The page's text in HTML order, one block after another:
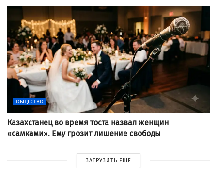
ОБЩЕСТВО
Казахстанец во время тоста назвал женщин
«самками». Ему грозит лишение свободы
ЗАГРУЗИТЬ ЕЩЕ